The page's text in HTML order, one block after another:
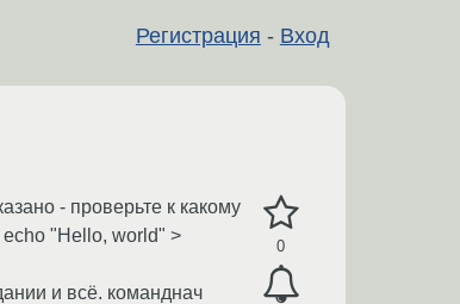
Регистрация - Вход
0
- проверьте к какому
"Hello, world" >
и всё. команднач